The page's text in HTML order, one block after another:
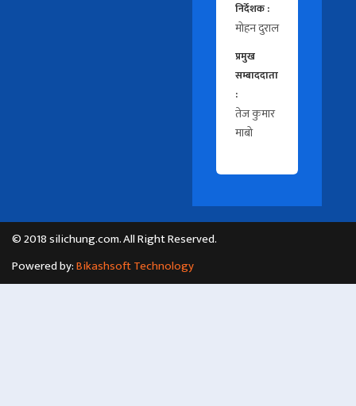
निर्देशक :
मोहन दुराल
प्रमुख
सम्बाददाता
:
तेज कुमार
माबो
© 2018 silichung.com. All Right Reserved.
Powered by:Bikashsoft Technology